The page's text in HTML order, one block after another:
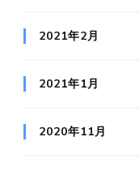
2021年2月
2021年1月
2020年11月